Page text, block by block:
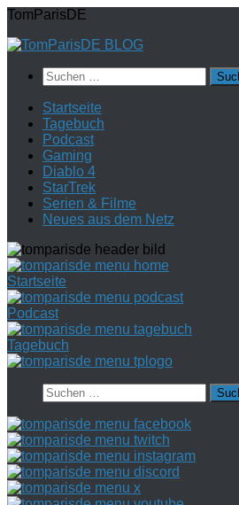
Zum
springen
TomParisDE
Suchen
nach:
Startseite
Tagebuch
Podcast
Gaming
Diablo 4
StarTrek
Serien & Filme
Neues aus dem Netz
Startseite
Podcast
Tagebuch
Suchen
nach: